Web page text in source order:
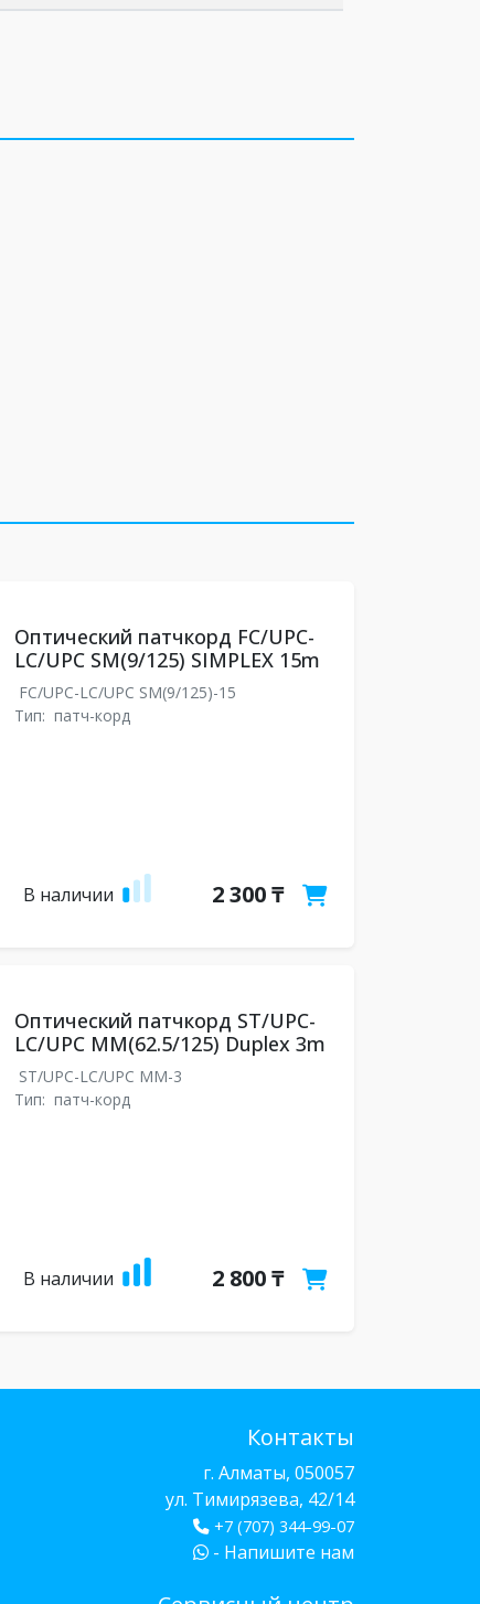
Оптический патчкорд FC/UPC-
LC/UPC SM(9/125) SIMPLEX 15m
FC/UPC-LC/UPC SM(9/125)-15
Тип: патч-корд
В наличии 2 300 ₸
Оптический патчкорд ST/UPC-
LC/UPC MM(62.5/125) Duplex 3m
ST/UPC-LC/UPC MM-3
Тип: патч-корд
В наличии 2 800 ₸
Контакты
г. Алматы, 050057
ул. Тимирязева, 42/14
+7 (707) 344-99-07
- Напишите нам